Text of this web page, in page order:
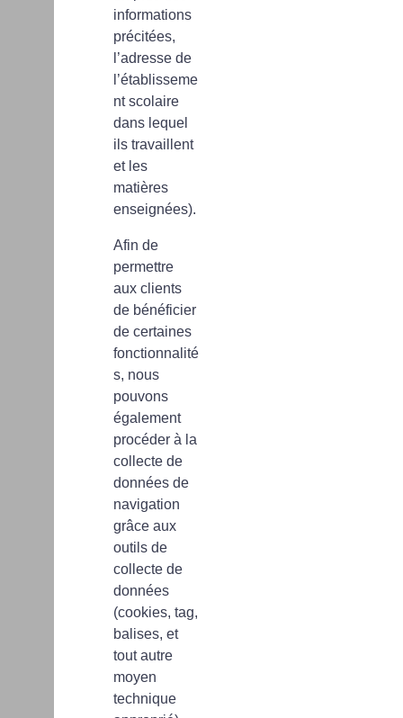
informations
précitées,
l’adresse de
l’établisseme
nt scolaire
dans lequel
ils travaillent
et les
matières
enseignées).
Afin de
permettre
aux clients
de bénéficier
de certaines
fonctionnalité
s, nous
pouvons
également
procéder à la
collecte de
données de
navigation
grâce aux
outils de
collecte de
données
(cookies, tag,
balises, et
tout autre
moyen
technique